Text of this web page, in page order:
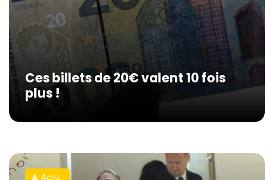
Ces billets de 20€ valent 10 fois
plus !
Actu